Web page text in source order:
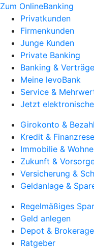
Zum OnlineBanking
Privatkunden
Firmenkunden
Junge Kunden
Private Banking
Banking & Verträge
Meine levoBank
Service &
Jetzt
Girokonto &
Kredit &
Immobilie &
Zukunft &
Versicherung &
Geldanlage &
Regelmäßiges
Geld anlegen
Depot & Brokerage
Ratgeber